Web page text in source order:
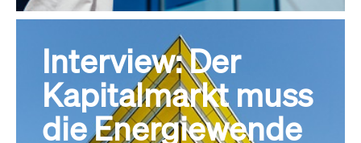
Interview: Der
Kapitalmarkt muss
die Energiewende